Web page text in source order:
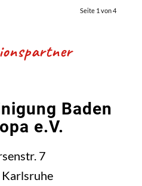
Seite 1 von 4
Baden
e.V.
7